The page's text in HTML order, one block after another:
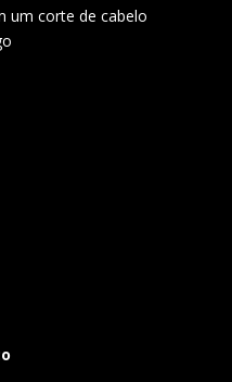
um corte de cabelo